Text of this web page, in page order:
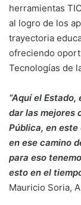
herramientas
al logro de los
trayectoria
ofreciendo
Tecnologías de
“Aquí el
dar las mejores
Pública, en
en ese camino
para eso
esto en el
Mauricio Soria,